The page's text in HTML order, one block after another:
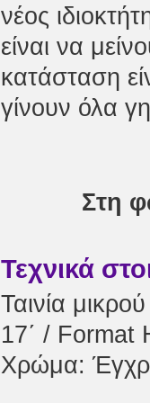
νέος
είναι να
κατάσταση
γίνουν όλα
Στη
Τεχνικά
Ταινία
17΄ / Format
Χρώμα: